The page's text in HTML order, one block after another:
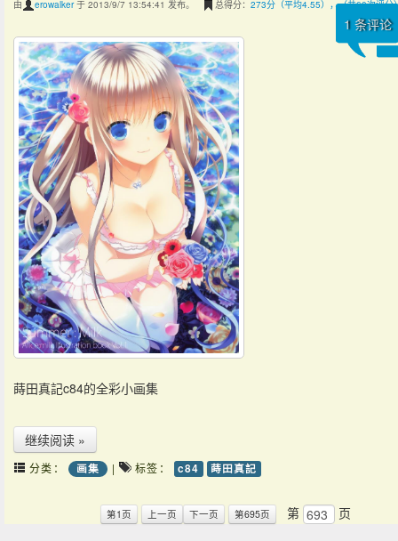
由 erowalker于 2013/9/7 13:54:41 发布。 总得分： 273分（平均4.55），（共60次评分
1 条评论
蒔田真記c84的全彩小画集
继续阅读 »
分类： 画集 | 标签： c84 蒔田真記
第1页 上一页 下一页 第695页 第 页